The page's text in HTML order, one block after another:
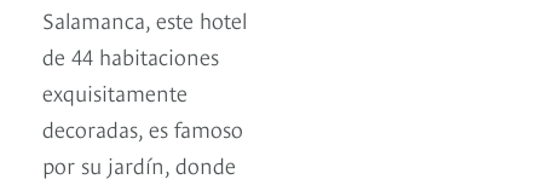
Salamanca, este hotel
de 44 habitaciones
exquisitamente
decoradas, es famoso
por su jardín, donde